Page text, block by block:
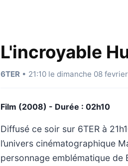
L'incroyable
6TER • 21:10 le dimanche 08
Film (2008) - Durée : 02h10
Diffusé ce soir sur 6TER à
l’univers cinématographique
personnage emblématique de